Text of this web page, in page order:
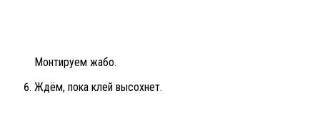
Монтируем жабо.
Ждём, пока клей высохнет.